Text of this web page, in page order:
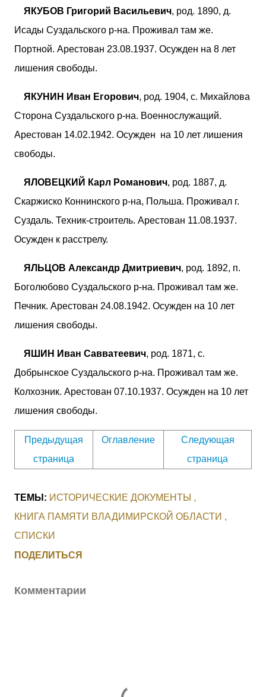
ЯКУБОВ Григорий Васильевич, род. 1890, д.
Исады Суздальского р-на. Проживал там же.
Портной. Арестован 23.08.1937. Осужден на 8 лет
лишения свободы.
ЯКУНИН Иван Егорович, род. 1904, с. Михайлова
Сторона Суздальского р-на. Военнослужащий.
Арестован 14.02.1942. Осужден на 10 лет лишения
свободы.
ЯЛОВЕЦКИЙ Карл Романович, род. 1887, д.
Скаржиско Коннинского р-на, Польша. Проживал г.
Суздаль. Техник-строитель. Арестован 11.08.1937.
Осужден к расстрелу.
ЯЛЬЦОВ Александр Дмитриевич, род. 1892, п.
Боголюбово Суздальского р-на. Проживал там же.
Печник. Арестован 24.08.1942. Осужден на 10 лет
лишения свободы.
ЯШИН Иван Савватеевич, род. 1871, с.
Добрынское Суздальского р-на. Проживал там же.
Колхозник. Арестован 07.10.1937. Осужден на 10 лет
лишения свободы.
Предыдущая
страница
Оглавление
Следующая
страница
ТЕМЫ: ИСТОРИЧЕСКИЕ ДОКУМЕНТЫ
КНИГА ПАМЯТИ ВЛАДИМИРСКОЙ ОБЛАСТИ
СПИСКИ
ПОДЕЛИТЬСЯ
Комментарии